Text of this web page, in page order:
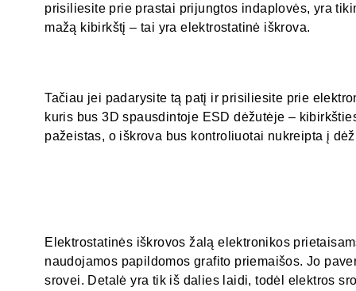
prisiliesite prie prastai prijungtos indaplovės, yra
mažą kibirkštį – tai yra elektrostatinė iškrova.
Tačiau jei padarysite tą patį ir prisiliesite prie
kuris bus 3D spausdintoje ESD dėžutėje –
pažeistas, o iškrova bus kontroliuotai nukreipta į
Elektrostatinės iškrovos žalą elektronikos
naudojamos papildomos grafito priemaišos. Jo
srovei. Detalė yra tik iš dalies laidi, todėl elektros